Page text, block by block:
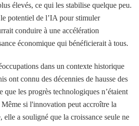
élevés, ce qui les stabilise quelque peu.
potentiel de l’IA pour stimuler
conduire à une accélération
économique qui bénéficierait à tous.
dans un contexte historique
ont connu des décennies de hausse des
que les progrès technologiques n’étaient
Même si l'innovation peut accroître la
a souligné que la croissance seule ne